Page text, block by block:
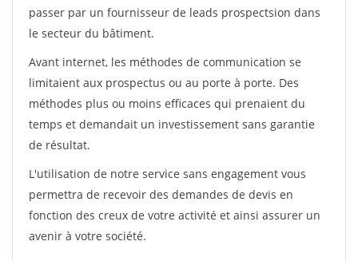
passer par un fournisseur de leads prospectsion dans
le secteur du bâtiment.
Avant internet, les méthodes de communication se
limitaient aux prospectus ou au porte à porte. Des
méthodes plus ou moins efficaces qui prenaient du
temps et demandait un investissement sans garantie
de résultat.
L'utilisation de notre service sans engagement vous
permettra de recevoir des demandes de devis en
fonction des creux de votre activité et ainsi assurer un
avenir à votre société.